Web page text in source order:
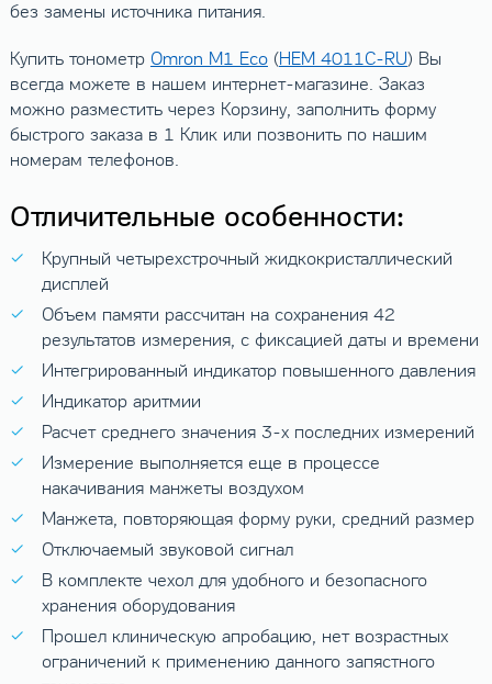
без замены источника питания.
Купить тонометр Omron M1 Eco(HEM 4011C-RU) Вы
всегда можете в нашем интернет-магазине. Заказ
можно разместить через Корзину, заполнить форму
быстрого заказа в 1 Клик или позвонить по нашим
номерам телефонов.
Отличительные особенности:
Крупный четырехстрочный жидкокристаллический
дисплей
Объем памяти рассчитан на сохранения 42
результатов измерения, с фиксацией даты и времени
Интегрированный индикатор повышенного давления
Индикатор аритмии
Расчет среднего значения 3-х последних измерений
Измерение выполняется еще в процессе
накачивания манжеты воздухом
Манжета, повторяющая форму руки, средний размер
Отключаемый звуковой сигнал
В комплекте чехол для удобного и безопасного
хранения оборудования
Прошел клиническую апробацию, нет возрастных
ограничений к применению данного запястного